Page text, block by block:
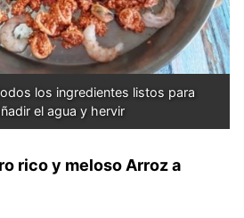
los ingredientes listos para
el agua y hervir
rico y meloso Arroz a